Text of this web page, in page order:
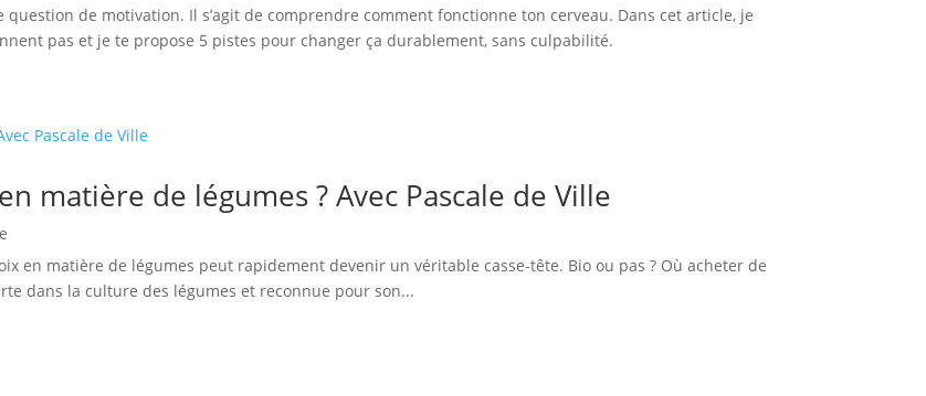
de motivation. Il s’agit de comprendre comment fonctionne ton cerveau. Dans cet article, je
pas et je te propose 5 pistes pour changer ça durablement, sans culpabilité.
matière de légumes ? Avec Pascale de Ville
en matière de légumes peut rapidement devenir un véritable casse-tête. Bio ou pas ? Où acheter de
dans la culture des légumes et reconnue pour son...